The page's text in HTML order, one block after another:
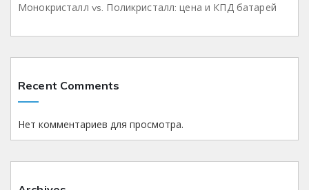
Монокристалл vs. Поликристалл: цена и КПД батарей
Recent Comments
Нет комментариев для просмотра.